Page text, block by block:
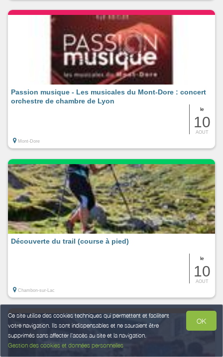
Ce site utilise des cookies techniques qui permettent et facilitent
votre navigation. Ils sont indispensables et ne sauraient être
supprimés sans affecter l’accès au site et la navigation.
Gestion des cookies et données personnelles
OK
le
10
AOUT
Passion musique - Les musicales du Mont-Dore : concert
orchestre de chambre de Lyon
Mont-Dore
le
10
AOUT
Découverte du trail (course à pied)
Chambon-sur-Lac